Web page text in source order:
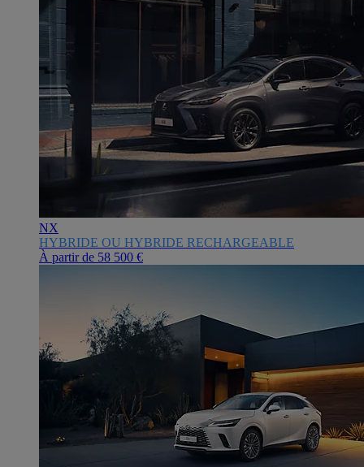
NX
HYBRIDE OU HYBRIDE RECHARGEABLE
À partir de 58 500 €